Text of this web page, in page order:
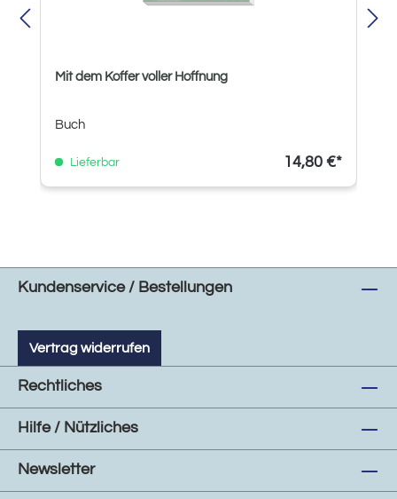
Mit dem Koffer voller Hoffnung
Buch
Lieferbar 14,80 €*
Kundenservice / Bestellungen
Vertrag widerrufen
Rechtliches
Hilfe / Nützliches
Newsletter